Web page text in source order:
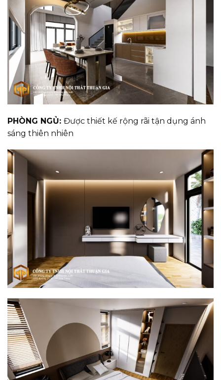
PHÒNG NGỦ: Được thiết kế rộng rãi tận dụng ánh
sáng thiên nhiên